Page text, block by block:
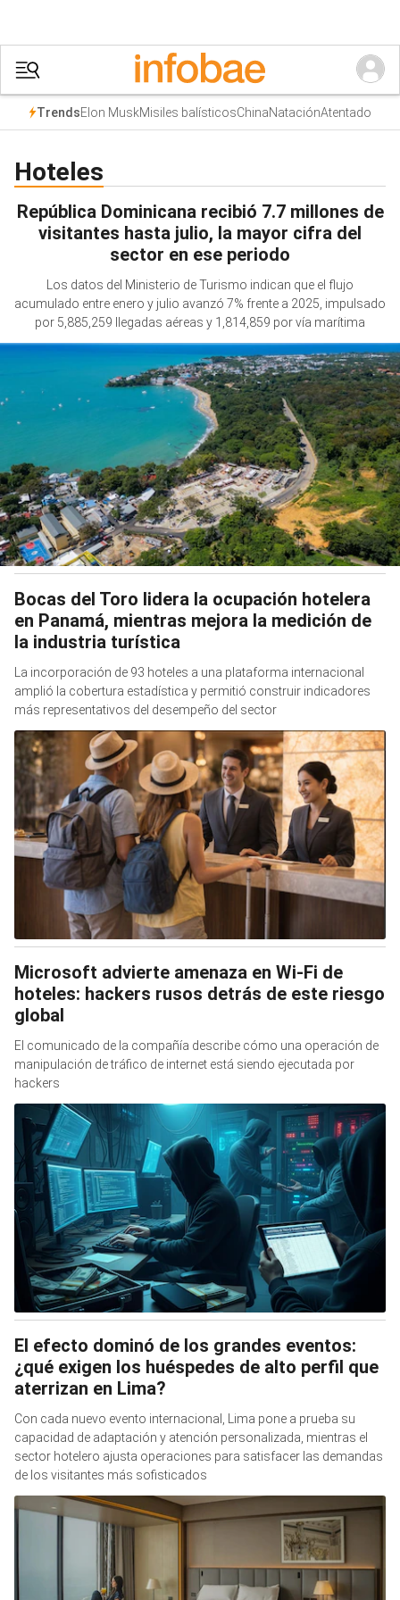
TrendsElon MuskMisiles balísticosChinaNataciónAtentado
Hoteles
República Dominicana recibió 7.7 millones de
visitantes hasta julio, la mayor cifra del
sector en ese periodo
Los datos del Ministerio de Turismo indican que el flujo
acumulado entre enero y julio avanzó 7% frente a 2025, impulsado
por 5,885,259 llegadas aéreas y 1,814,859 por vía marítima
Bocas del Toro lidera la ocupación hotelera
en Panamá, mientras mejora la medición de
la industria turística
La incorporación de 93 hoteles a una plataforma internacional
amplió la cobertura estadística y permitió construir indicadores
más representativos del desempeño del sector
Microsoft advierte amenaza en Wi-Fi de
hoteles: hackers rusos detrás de este riesgo
global
El comunicado de la compañía describe cómo una operación de
manipulación de tráfico de internet está siendo ejecutada por
hackers
El efecto dominó de los grandes eventos:
¿qué exigen los huéspedes de alto perfil que
aterrizan en Lima?
Con cada nuevo evento internacional, Lima pone a prueba su
capacidad de adaptación y atención personalizada, mientras el
sector hotelero ajusta operaciones para satisfacer las demandas
de los visitantes más sofisticados